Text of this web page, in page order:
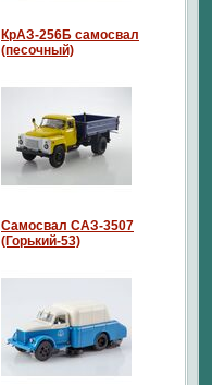
КрАЗ-256Б самосвал
(песочный)
Самосвал САЗ-3507
(Горький-53)